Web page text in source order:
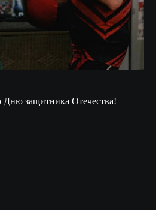
Дню защитника Отечества!